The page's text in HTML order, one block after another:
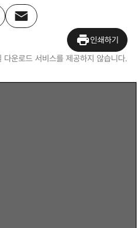
인쇄하기
다운로드 서비스를 제공하지 않습니다.